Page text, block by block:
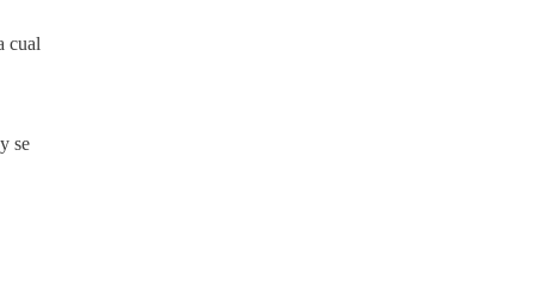
cual
se